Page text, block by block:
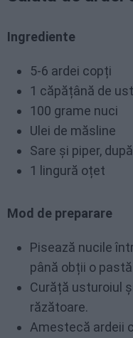
Ingrediente
5-6 ardei copți
1 căpățână de
100 grame nuci
Ulei de măsline
Sare și piper,
1 lingură oțet
Mod de preparare
Pisează nucile
până obții o
Curăță usturoiul
răzătoare.
Amestecă ardeii